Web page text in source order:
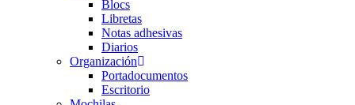
Blocs
Libretas
Notas adhesivas
Diarios
Organización
Portadocumentos
Escritorio